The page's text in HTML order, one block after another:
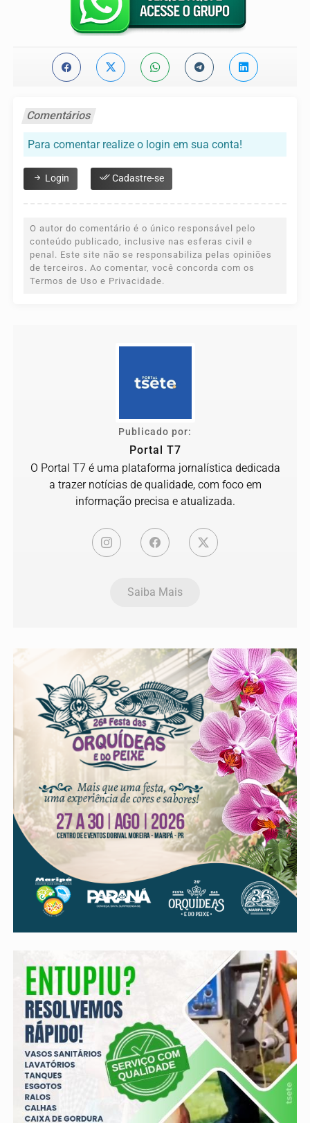
Comentários
Para comentar realize o login em sua conta!
Login Cadastre-se
O autor do comentário é o único responsável pelo
conteúdo publicado, inclusive nas esferas civil e
penal. Este site não se responsabiliza pelas opiniões
de terceiros. Ao comentar, você concorda com os
Termos de Uso e Privacidade.
Publicado por:
Portal T7
O Portal T7 é uma plataforma jornalística dedicada
a trazer notícias de qualidade, com foco em
informação precisa e atualizada.
Saiba Mais